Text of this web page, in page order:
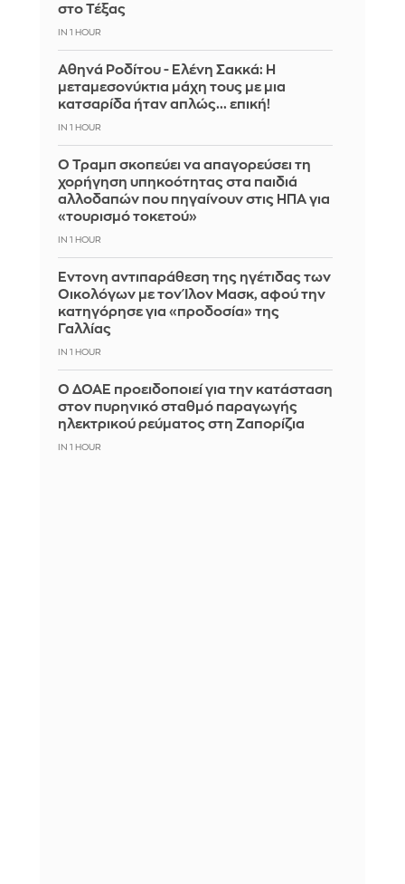
στο Τέξας
IN 1 HOUR
Αθηνά Ροδίτου - Ελένη Σακκά: Η
μεταμεσονύκτια μάχη τους με μια
κατσαρίδα ήταν απλώς... επική!
IN 1 HOUR
Ο Τραμπ σκοπεύει να απαγορεύσει τη
χορήγηση υπηκοότητας στα παιδιά
αλλοδαπών που πηγαίνουν στις ΗΠΑ για
«τουρισμό τοκετού»
IN 1 HOUR
Έντονη αντιπαράθεση της ηγέτιδας των
Οικολόγων με τον Ίλον Μασκ, αφού την
κατηγόρησε για «προδοσία» της
Γαλλίας
IN 1 HOUR
Ο ΔΟΑΕ προειδοποιεί για την κατάσταση
στον πυρηνικό σταθμό παραγωγής
ηλεκτρικού ρεύματος στη Ζαπορίζια
IN 1 HOUR